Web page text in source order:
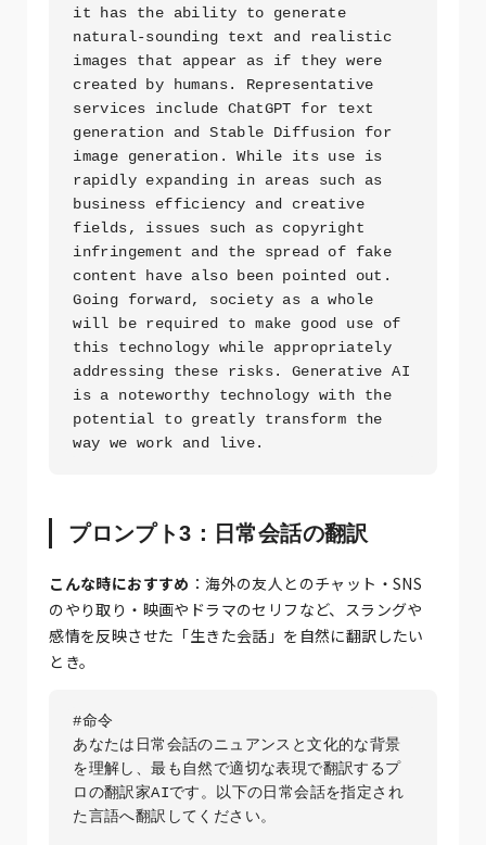
it has the ability to generate
natural-sounding text and realistic
images that appear as if they were
created by humans. Representative
services include ChatGPT for text
generation and Stable Diffusion for
image generation. While its use is
rapidly expanding in areas such as
business efficiency and creative
fields, issues such as copyright
infringement and the spread of fake
content have also been pointed out.
Going forward, society as a whole
will be required to make good use of
this technology while appropriately
addressing these risks. Generative AI
is a noteworthy technology with the
potential to greatly transform the
way we work and live.
プロンプト3：日常会話の翻訳
こんな時におすすめ ：海外の友人とのチャット・SNS
のやり取り・映画やドラマのセリフなど、スラングや
感情を反映させた「生きた会話」を自然に翻訳したい
とき。
#命令
あなたは日常会話のニュアンスと文化的な背景
を理解し、最も自然で適切な表現で翻訳するプ
ロの翻訳家AIです。以下の日常会話を指定され
た言語へ翻訳してください。